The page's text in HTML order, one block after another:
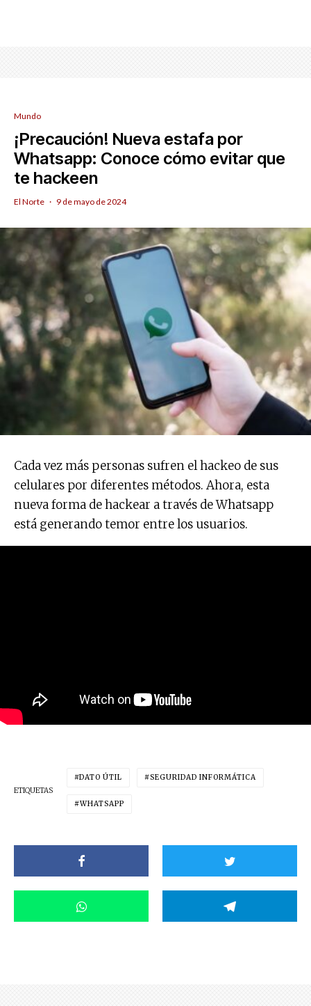
Mundo
¡Precaución! Nueva estafa por
Whatsapp: Conoce cómo evitar que
te hackeen
El Norte · 9 de mayo de 2024
Cada vez más personas sufren el hackeo de sus
celulares por diferentes métodos. Ahora, esta
nueva forma de hackear a través de Whatsapp
está generando temor entre los usuarios.
ETIQUETAS
DATO ÚTIL SEGURIDAD INFORMÁTICA
WHATSAPP